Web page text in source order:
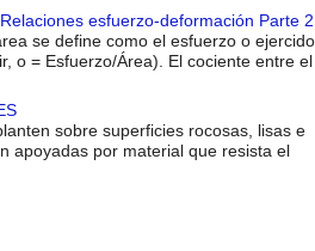
esfuerzo-deformación Parte 2
se define como el esfuerzo o ejercido
o = Esfuerzo/Área). El cociente entre el
sobre superficies rocosas, lisas e
apoyadas por material que resista el